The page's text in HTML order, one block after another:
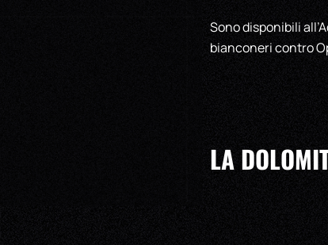
Sono disponibili
bianconeri contro
LA